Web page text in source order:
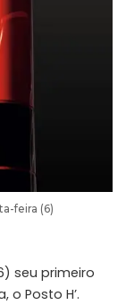
feira (6)
seu primeiro
Posto H’.